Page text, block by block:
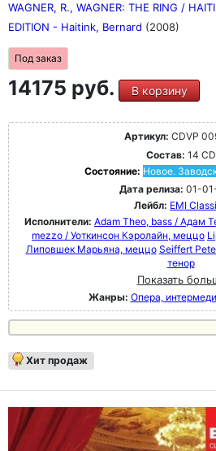
WAGNER, R., WAGNER: THE RING /
EDITION - Haitink, Bernard (2008)
Под заказ
14175 руб. В корзину
Артикул: CDVP
Состав: 14 CD
Состояние: Новое.
Дата релиза: 01-
Лейбл: EMI
Исполнители: Adam Theo, bass / Адам
mezzo / Уоткинсон Кэролайн, меццо
Липовшек Марьяна, меццо Seiffert
тенор
Показать
Жанры: Опера,
Хит продаж